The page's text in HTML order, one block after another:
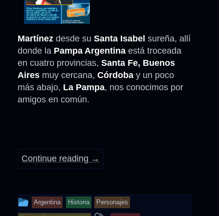
Martínez desde su Santa Isabel sureña, allí
donde la Pampa Argentina está troceada
en cuatro provincias, Santa Fe, Buenos
Aires muy cercana, Córdoba y un poco
más abajo, La Pampa, nos conocimos por
amigos en común.
Continue reading →
This
Argentina Historia Personajes